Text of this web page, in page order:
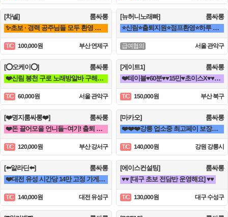
[차넬]
룸싸롱
✨초보 · 경력 공주님들 모두 환영 연산동 1등업소✨
T/C 100,000원 부산 연제구
[뉴허니노래빠]
룸싸롱
⭐신림⭐출퇴지원⭐점프환영⭐하루 50이상 급전 가능
급여협의 서울 관악구
[⭕오케이⭕]
룸싸롱
❤️신림 봉천 구로 노래방알바 구해요❤️
T/C 60,000원 서울 관악구
[게이트1]
룸싸롱
❤️테이블♥60분♥♥15만♥초이스X♥♥해운대서면연산동동래하단온천장룸빠룸싸롱❤️
T/C 150,000원 부산 북구
[❤️명지룸싸롱❤️]
룸싸롱
❤️돈 끌어모을 언니들~여기! 출퇴 지원!!❤️
T/C 120,000원 부산 강서구
[마카오]
룸싸롱
❤️❤️❤️강릉 업소중 최고페이 보장❤️❤️❤️
T/C 140,000원 강원 강릉시
[⬅️알라딘⬅️]
룸싸롱
❤️대전 유성 시간당 14만 고정 가게 단골 손님 위주 / 고급 손님 많음 / 고수익 보장❤️
T/C 140,000원 대전 유성구
[에이스컨설팅]
룸싸롱
♥️♥️ [대구 초보 전담반 운영해요] ♥️♥️
T/C 130,000원 대구 수성구